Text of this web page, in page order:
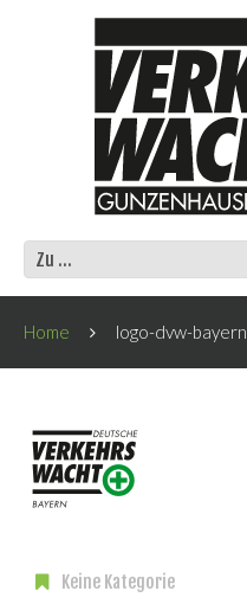
Home logo-dvw-bayern
Keine Kategorie